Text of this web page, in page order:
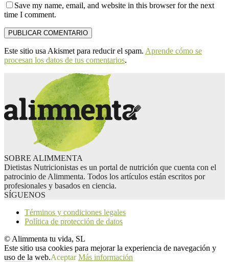
Save my name, email, and website in this browser for the next
time I comment.
Este sitio usa Akismet para reducir el spam. Aprende cómo se
procesan los datos de tus comentarios.
SOBRE ALIMMENTA
Dietistas Nutricionistas es un portal de nutrición que cuenta con el
patrocinio de Alimmenta. Todos los artículos están escritos por
profesionales y basados en ciencia.
SÍGUENOS
Términos y condiciones legales
Política de protección de datos
© Alimmenta tu vida, SL
Este sitio usa cookies para mejorar la experiencia de navegación y
uso de la web.Aceptar Más información